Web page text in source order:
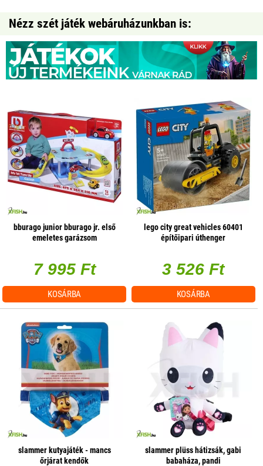
Nézz szét játék webáruházunkban is:
bburago junior bburago jr. első
emeletes garázsom
7 995 Ft
KOSÁRBA
lego city great vehicles 60401
építőipari úthenger
3 526 Ft
KOSÁRBA
slammer kutyajáték - mancs
őrjárat kendők
slammer plüss hátizsák, gabi
babaháza, pandi